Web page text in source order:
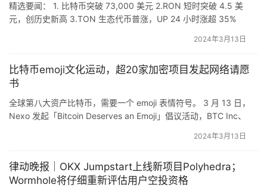
精选要闻： 1. 比特币突破 73,000 美元 2.RON 短时突破 4.5 美
元，创历史新高 3.TON 生态代币普涨，UP 24 小时涨超 35%
实现排序器去中心化 价格观察 AEVO 开盘报价 2.61 美元 据
2024年3月13日
比特币emoji文化运动，超20家加密项目发起网络请愿
书
全球第八大资产比特币，需要一个 emoji 表情符号。 3 月 13 日，
Nexo 发起「Bitcoin Deserves an Emoji」倡议活动，BTC Inc、
构加入该倡议。该倡议联合全球加密货币社区，希望在数字键盘上
2024年3月13日
律动晚报｜OKX Jumpstart上线新项目Polyhedra；
Wormhole将仔细重新评估用户空投资格